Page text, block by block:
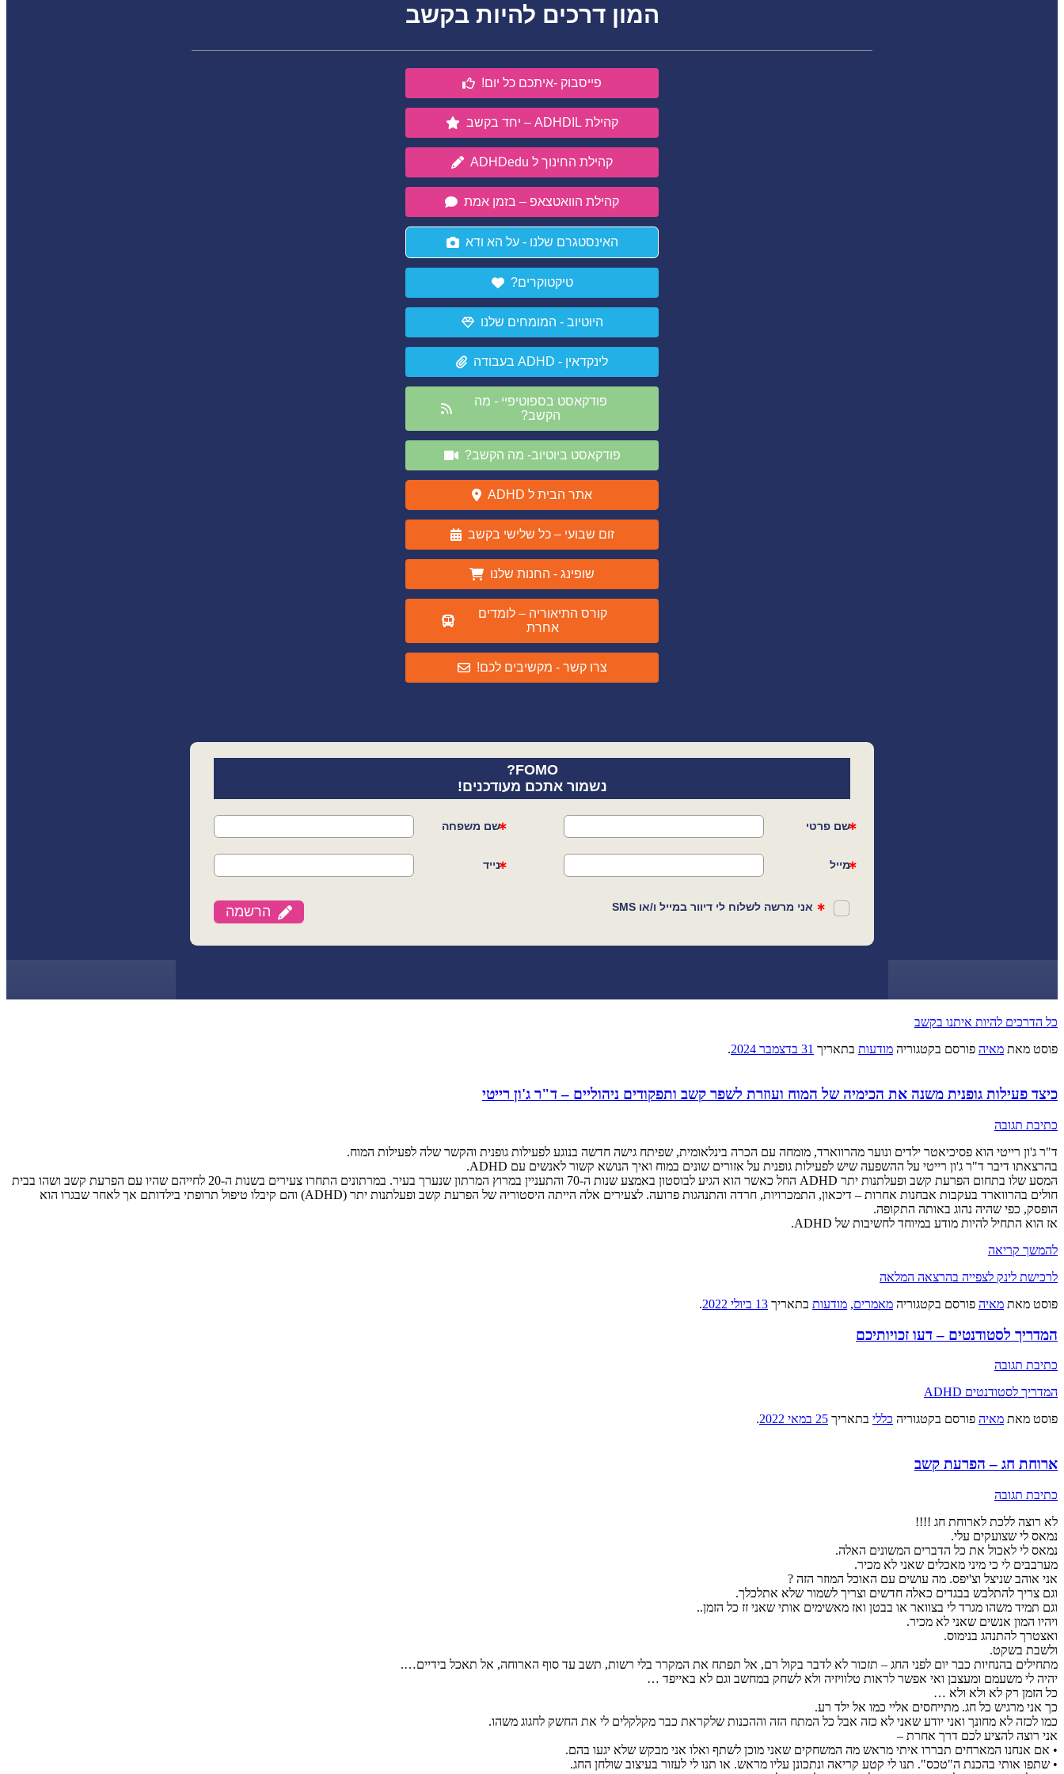
כל הדרכים להיות איתנו בקשב
פוסט מאת מאיה פורסם בקטגוריה מודעות בתאריך 31 בדצמבר 2024 .
כיצד פעילות גופנית משנה את הכימיה של המוח ועוזרת לשפר קשב ותפקודים ניהוליים – ד"ר ג'ון רייטי
כתיבת תגובה
ד"ר ג'ון רייטי הוא פסיכיאטר ילדים ונוער מהרווארד, מומחה עם הכרה בינלאומית, שפיתח גישה חדשה בנוגע לפעילות גופנית והקשר שלה לפעילות המוח.
בהרצאתו דיבר ד"ר ג'ון רייטי על ההשפעה שיש לפעילות גופנית על אזורים שונים במוח ואיך הנושא קשור לאנשים עם ADHD.
המסע שלו בתחום הפרעת קשב ופעלתנות יתר ADHD החל כאשר הוא הגיע לבוסטון באמצע שנות ה-70 והתעניין במרוץ המרתון שנערך בעיר. במרתונים התחרו צעירים בשנות ה-20 לחייהם שהיו עם הפרעת קשב ושהו בבית
חולים בהרווארד בעקבות אבחנות אחרות – דיכאון, התמכרויות, חרדה והתנהגות פרועה. לצעירים אלה הייתה היסטוריה של הפרעת קשב ופעלתנות יתר (ADHD) והם קיבלו טיפול תרופתי בילדותם אך לאחר שבגרו הוא
הופסק, כפי שהיה נהוג באותה התקופה.
אז הוא התחיל להיות מודע במיוחד לחשיבות של ADHD.
להמשך קריאה
לרכישת לינק לצפייה בהרצאה המלאה
פוסט מאת מאיה פורסם בקטגוריה מאמרים, מודעות בתאריך 13 ביולי 2022 .
המדריך לסטודנטים – דעו זכויותיכם
כתיבת תגובה
המדריך לסטודנטים ADHD
פוסט מאת מאיה פורסם בקטגוריה כללי בתאריך 25 במאי 2022 .
ארוחת חג – הפרעת קשב
כתיבת תגובה
לא רוצה ללכת לארוחת חג !!!!
נמאס לי שצועקים עלי.
נמאס לי לאכול את כל הדברים המשונים האלה.
מערבבים לי כי מיני מאכלים שאני לא מכיר.
אני אוהב שניצל וצ'יפס. מה עושים עם האוכל המוזר הזה ?
וגם צריך להתלבש בבגדים כאלה חדשים וצריך לשמור שלא אתלכלך.
וגם תמיד משהו מגרד לי בצוואר או בבטן ואז מאשימים אותי שאני זז כל הזמן..
ויהיו המון אנשים שאני לא מכיר.
ואצטרך להתנהג בנימוס.
ולשבת בשקט.
מתחילים בהנחיות כבר יום לפני החג – תזכור לא לדבר בקול רם, אל תפתח את המקרר בלי רשות, תשב עד סוף הארוחה, אל תאכל בידיים….
יהיה לי משעמם ומעצבן ואי אפשר לראות טלוויזיה ולא לשחק במחשב וגם לא באייפד …
כל הזמן רק לא ולא ולא …
כך אני מרגיש כל חג. מתייחסים אליי כמו אל ילד רע.
כמו לכזה לא מחונך ואני יודע שאני לא כזה אבל כל המתח הזה וההכנות שלקראת כבר מקלקלים לי את החשק לחגוג משהו.
אני רוצה להציע לכם דרך אחרת –
• אם אנחנו המארחים תבררו איתי מראש מה המשחקים שאני מוכן לשתף ואלו אני מבקש שלא יגעו בהם.
• שתפו אותי בהכנת ה"טכס". תנו לי קטע קריאה ונתכונן עליו מראש. או תנו לי לעזור בעיצוב שולחן החג.